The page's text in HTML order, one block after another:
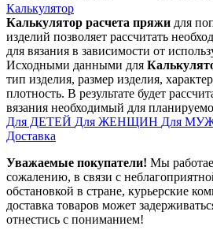
Калькулятор
Калькулятор расчета пряжи для
изделий позволяет рассчитать
для вязания в зависимости от
Исходными данными для
тип изделия, размер изделия,
плотность. В результате будет
вязания необходимый для
Для ДЕТЕЙ Для ЖЕНЩИН Для
Доставка
Уважаемые покупатели! Мы
сожалению, в связи с
обстановкой в стране, курьерские
доставка товаров может
отнестись с пониманием!